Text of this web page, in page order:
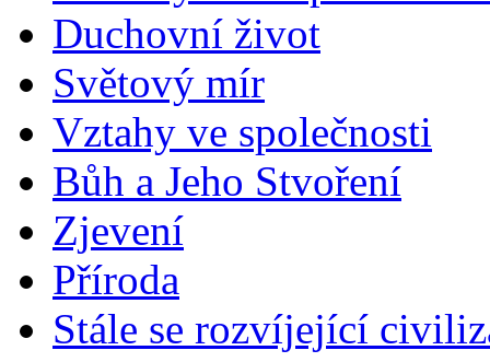
Duchovní život
Světový mír
Vztahy ve společnosti
Bůh a Jeho Stvoření
Zjevení
Příroda
Stále se rozvíjející